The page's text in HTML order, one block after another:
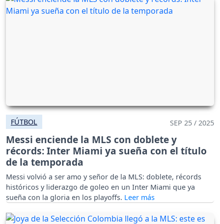
FÚTBOL SEP 25 / 2025
Messi enciende la MLS con doblete y
récords: Inter Miami ya sueña con el título
de la temporada
Messi volvió a ser amo y señor de la MLS: doblete, récords
históricos y liderazgo de goleo en un Inter Miami que ya
sueña con la gloria en los playoffs.